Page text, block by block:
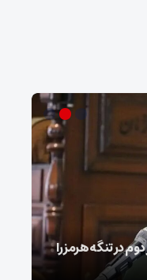
در تنگه هرمز را